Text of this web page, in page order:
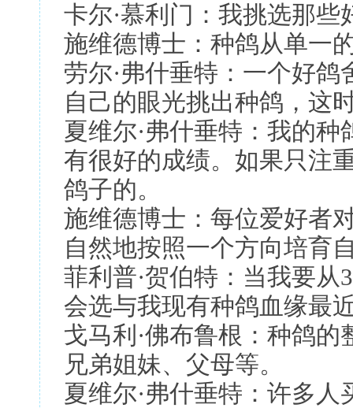
卡尔·慕利门：我挑选那
施维德博士：种鸽从单一
劳尔·弗什垂特：一个好
自己的眼光挑出种鸽，这
夏维尔·弗什垂特：我的
有很好的成绩。如果只注
鸽子的。
施维德博士：每位爱好者
自然地按照一个方向培育
菲利普·贺伯特：当我要
会选与我现有种鸽血缘最
戈马利·佛布鲁根：种鸽
兄弟姐妹、父母等。
夏维尔·弗什垂特：许多